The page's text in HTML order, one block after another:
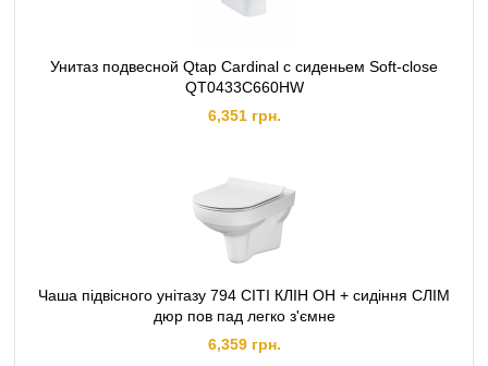
Унитаз подвесной Qtap Cardinal с сиденьем Soft-close
QT0433C660HW
6,351 грн.
Чаша підвісного унітазу 794 СІТІ КЛІН ОН + сидіння СЛІМ
дюр пов пад легко з'ємне
6,359 грн.